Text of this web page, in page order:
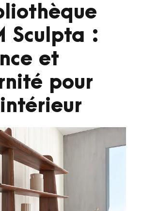
Sculpta :
et
pour